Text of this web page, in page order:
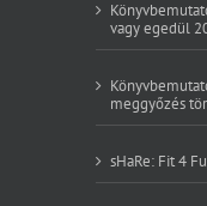
vagy egedül
meggyőzés
sHaRe: Fit 4